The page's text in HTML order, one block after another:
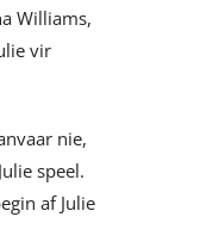
Williams,
vir
nie,
speel.
af Julie